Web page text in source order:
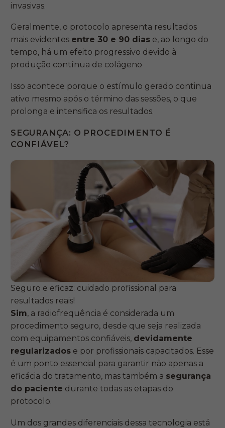
invasivas.
Geralmente, o protocolo apresenta resultados
mais evidentes entre 30 e 90 dias e, ao longo do
tempo, há um efeito progressivo devido à
produção contínua de colágeno
Isso acontece porque o estímulo gerado continua
ativo mesmo após o término das sessões, o que
prolonga e intensifica os resultados.
SEGURANÇA: O PROCEDIMENTO É
CONFIÁVEL?
Seguro e eficaz: cuidado profissional para
resultados reais!
Sim, a radiofrequência é considerada um
procedimento seguro, desde que seja realizada
com equipamentos confiáveis, devidamente
regularizados e por profissionais capacitados. Esse
é um ponto essencial para garantir não apenas a
eficácia do tratamento, mas também a segurança
do paciente durante todas as etapas do
protocolo.
Um dos grandes diferenciais dessa tecnologia está